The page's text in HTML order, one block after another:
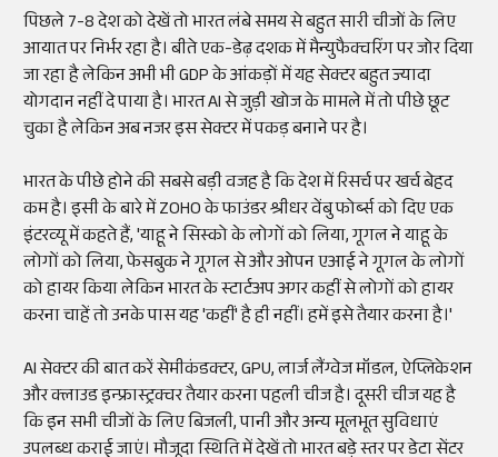
पिछले 7-8 देश को देखें तो भारत लंबे समय से बहुत सारी चीजों के लिए
आयात पर निर्भर रहा है। बीते एक-डेढ़ दशक में मैन्युफैक्चरिंग पर जोर दिया
जा रहा है लेकिन अभी भी GDP के आंकड़ों में यह सेक्टर बहुत ज्यादा
योगदान नहीं दे पाया है। भारत AI से जुड़ी खोज के मामले में तो पीछे छूट
चुका है लेकिन अब नजर इस सेक्टर में पकड़ बनाने पर है।
भारत के पीछे होने की सबसे बड़ी वजह है कि देश में रिसर्च पर खर्च बेहद
कम है। इसी के बारे में ZOHO के फाउंडर श्रीधर वेंबु फोर्ब्स को दिए एक
इंटरव्यू में कहते हैं, 'याहू ने सिस्को के लोगों को लिया, गूगल ने याहू के
लोगों को लिया, फेसबुक ने गूगल से और ओपन एआई ने गूगल के लोगों
को हायर किया लेकिन भारत के स्टार्टअप अगर कहीं से लोगों को हायर
करना चाहें तो उनके पास यह 'कहीं' है ही नहीं। हमें इसे तैयार करना है।'
AI सेक्टर की बात करें सेमीकंडक्टर, GPU, लार्ज लैंग्वेज मॉडल, ऐप्लिकेशन
और क्लाउड इन्फ्रास्ट्रक्चर तैयार करना पहली चीज है। दूसरी चीज यह है
कि इन सभी चीजों के लिए बिजली, पानी और अन्य मूलभूत सुविधाएं